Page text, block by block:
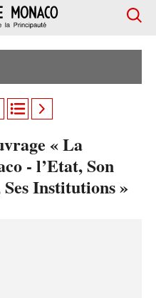
« La
- l’Etat, Son
Institutions »